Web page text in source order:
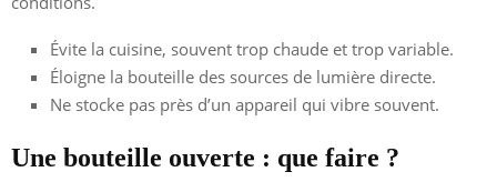
Évite la cuisine, souvent trop chaude et trop variable.
Éloigne la bouteille des sources de lumière directe.
Ne stocke pas près d’un appareil qui vibre souvent.
Une bouteille ouverte : que faire ?